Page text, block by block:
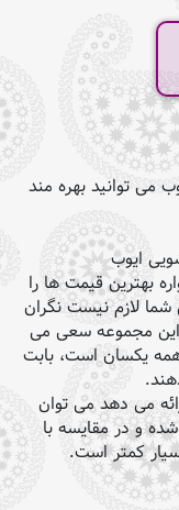
می توانید بهره مند
ایوب
بهترین قیمت ها را
شما لازم نیست نگران
این مجموعه سعی می
یکسان است، بابت
می دهد می توان
و در مقایسه با
کمتر است.